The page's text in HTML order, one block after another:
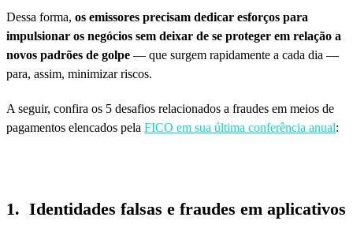
Dessa forma, os emissores precisam dedicar esforços para
impulsionar os negócios sem deixar de se proteger em relação a
novos padrões de golpe — que surgem rapidamente a cada dia —
para, assim, minimizar riscos.
A seguir, confira os 5 desafios relacionados a fraudes em meios de
pagamentos elencados pela FICO em sua última conferência anual:
1. Identidades falsas e fraudes em aplicativos